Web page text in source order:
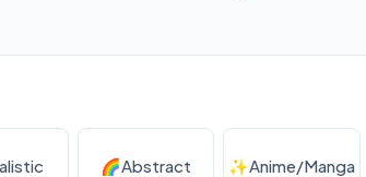
🌈Abstract ✨Anime/Manga